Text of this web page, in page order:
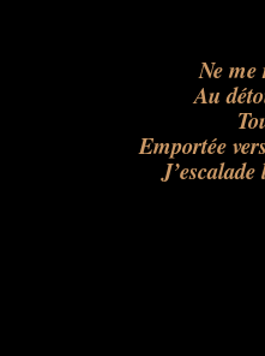
Ne me
Au
Emportée